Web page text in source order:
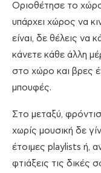
Οριοθέτησε το
υπάρχει χώρος να
είναι, δε θέλεις να
κάνετε κάθε άλλη
στο χώρο και βρες
μπουφές.
Στο μεταξύ,
χωρίς μουσική δε
έτοιμες playlists ή,
φτιάξεις τις δικές